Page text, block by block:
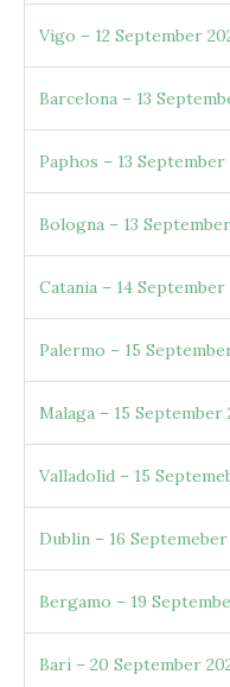
Vigo – 12 September
Barcelona – 13
Paphos – 13
Bologna – 13
Catania – 14
Palermo – 15
Malaga – 15
Valladolid – 15
Dublin – 16
Bergamo – 19
Bari – 20 September